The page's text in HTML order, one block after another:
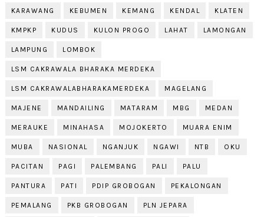
KARAWANG KEBUMEN KEMANG KENDAL KLATEN
KMPKP KUDUS KULON PROGO LAHAT LAMONGAN
LAMPUNG LOMBOK
LSM CAKRAWALA BHARAKA MERDEKA
LSM CAKRAWALABHARAKAMERDEKA MAGELANG
MAJENE MANDAILING MATARAM MBG MEDAN
MERAUKE MINAHASA MOJOKERTO MUARA ENIM
MUBA NASIONAL NGANJUK NGAWI NTB OKU
PACITAN PAGI PALEMBANG PALI PALU
PANTURA PATI PDIP GROBOGAN PEKALONGAN
PEMALANG PKB GROBOGAN PLN JEPARA